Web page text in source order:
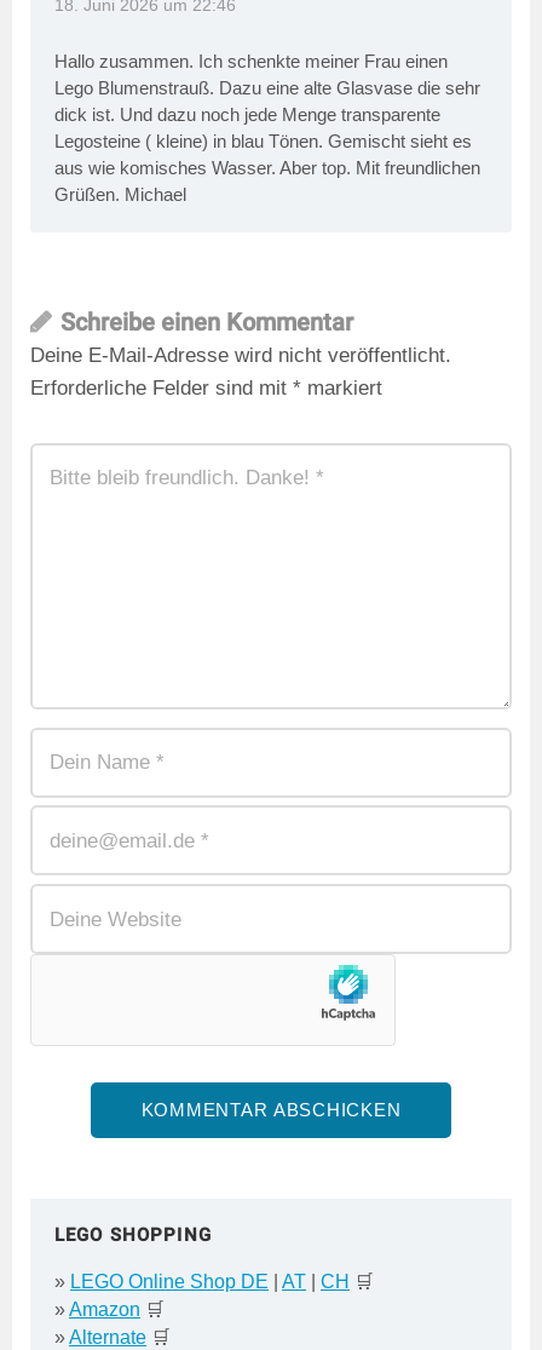
18. Juni 2026 um 22:46
Hallo zusammen. Ich schenkte meiner Frau einen
Lego Blumenstrauß. Dazu eine alte Glasvase die sehr
dick ist. Und dazu noch jede Menge transparente
Legosteine ( kleine) in blau Tönen. Gemischt sieht es
aus wie komisches Wasser. Aber top. Mit freundlichen
Grüßen. Michael
Schreibe einen Kommentar
Deine E-Mail-Adresse wird nicht veröffentlicht.
Erforderliche Felder sind mit * markiert
LEGO SHOPPING
» LEGO Online Shop DE AT CH 🛒
»Amazon 🛒
»Alternate 🛒